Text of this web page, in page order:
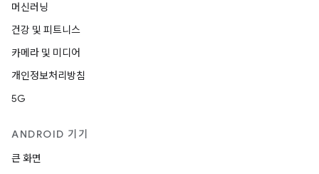
머신러닝
건강 및 피트니스
카메라 및 미디어
개인정보처리방침
5G
ANDROID 기기
큰 화면